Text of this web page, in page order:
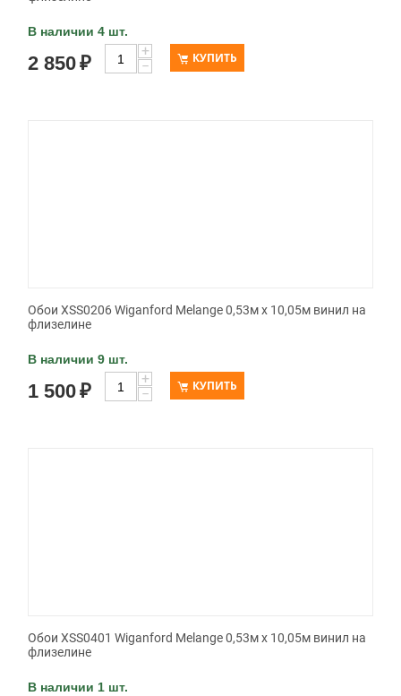
В наличии 4 шт.
2 850₽
+
−
КУПИТЬ
Обои XSS0206 Wiganford Melange 0,53м x 10,05м винил на
флизелине
В наличии 9 шт.
1 500₽
+
−
КУПИТЬ
Обои XSS0401 Wiganford Melange 0,53м x 10,05м винил на
флизелине
В наличии 1 шт.